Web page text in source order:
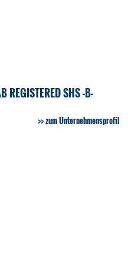
REGISTERED SHS -B-
zum Unternehmensprofil